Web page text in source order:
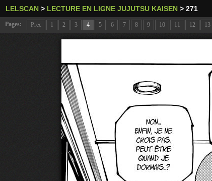
LELSCAN > LECTURE EN LIGNE JUJUTSU KAISEN > 271
Pages: Prec 1 2 3 4 5 6 7 8 9 10 11 12 13